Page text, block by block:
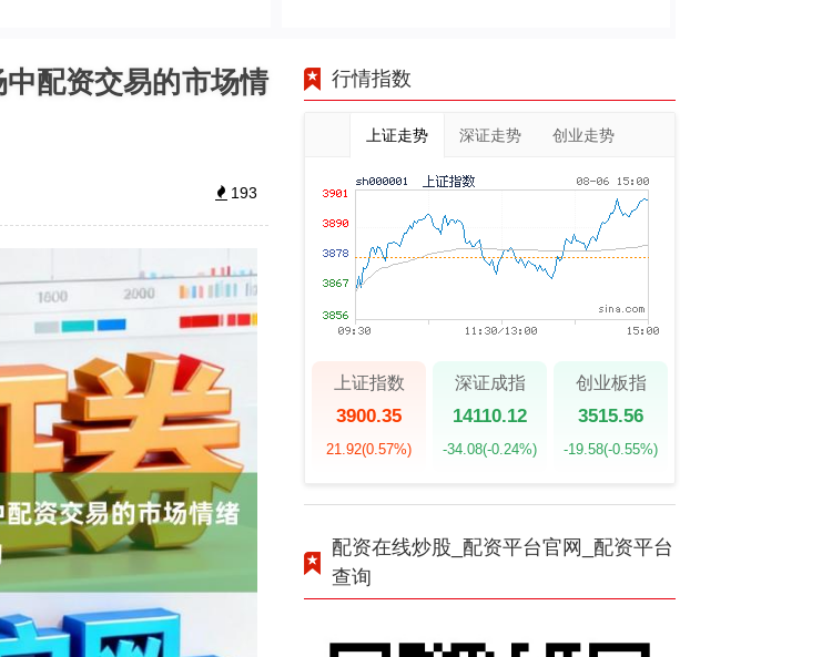
配资交易的市场情
193
行情指数
上证走势 深证走势 创业走势
上证指数
3900.35
21.92(0.57%)
深证成指
14110.12
-34.08(-0.24%)
创业板指
3515.56
-19.58(-0.55%)
配资在线炒股_配资平台官网_配资平台
查询